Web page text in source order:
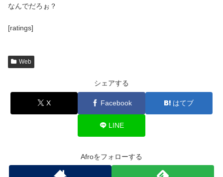
なんでだろぉ？
[ratings]
Web
シェアする
X Facebook はてブ
LINE
Afroをフォローする